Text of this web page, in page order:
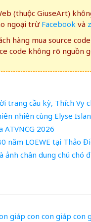
(thuộc GiuseArt)
ngoại trừ Facebook và
hàng mua source
code không rõ nguồn
trang cầu kỳ, Thích Vy
nhiên cùng Elyse
ATVNCG 2026
năm LOEWE tại Thảo
chân dung chú chó
giáp con con giáp con